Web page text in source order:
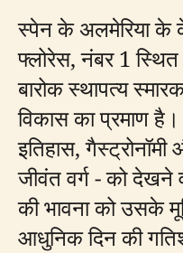
स्पेन के अलमेरिया के
फ्लोरेस, नंबर 1 स्थित
बारोक स्थापत्य
विकास का प्रमाण
इतिहास,
जीवंत वर्ग - को देखने
की भावना को उसके
आधुनिक दिन की